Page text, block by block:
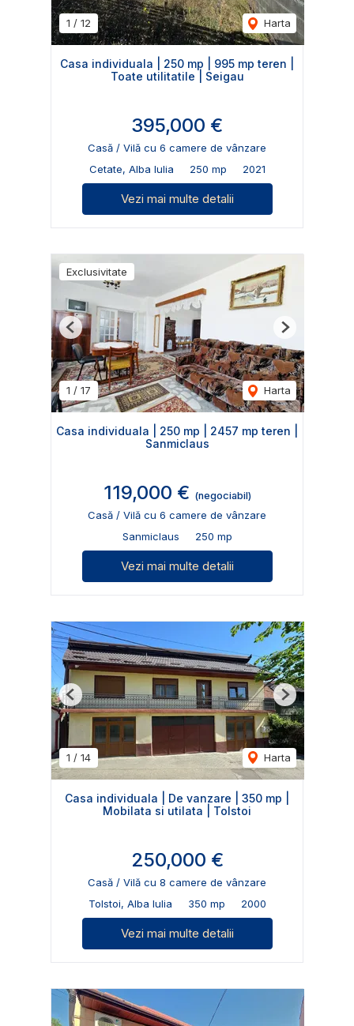
1 / 12 Harta
Casa individuala | 250 mp | 995 mp teren |
Toate utilitatile | Seigau
395,000 €
Casă / Vilă cu 6 camere de vânzare
Cetate, Alba Iulia
250 mp 2021
Vezi mai multe detalii
Exclusivitate
1 / 17 Harta
Previous Next
Casa individuala | 250 mp | 2457 mp teren |
Sanmiclaus
119,000 € (negociabil)
Casă / Vilă cu 6 camere de vânzare
Sanmiclaus
250 mp
Vezi mai multe detalii
1 / 14 Harta
Previous Next
Casa individuala | De vanzare | 350 mp |
Mobilata si utilata | Tolstoi
250,000 €
Casă / Vilă cu 8 camere de vânzare
Tolstoi, Alba Iulia
350 mp 2000
Vezi mai multe detalii